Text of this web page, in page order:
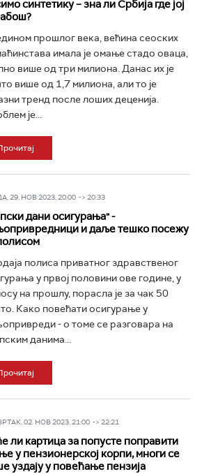
синтетику – зна ли Србија где јој
прошлог века, већина сеоских
имала је омање стадо оваца,
више од три милиона. Данас их је
више од 1,7 милиона, али то је
тренд после лоших деценија.
је...
29. НОВ 2023, 20:00 -> 20:33
дани осигурања" -
и даље тешко посежу
полиса приватног здравственог
у првој половини ове године, у
на прошлу, порасла је за чак 50
Како повећати осигурање у
- о томе се разговара на
данима...
02. НОВ 2023, 21:00 -> 22:21
ли картица за попусте поправити
у пензионерској корпи, многи се
уздају у повећање пензија